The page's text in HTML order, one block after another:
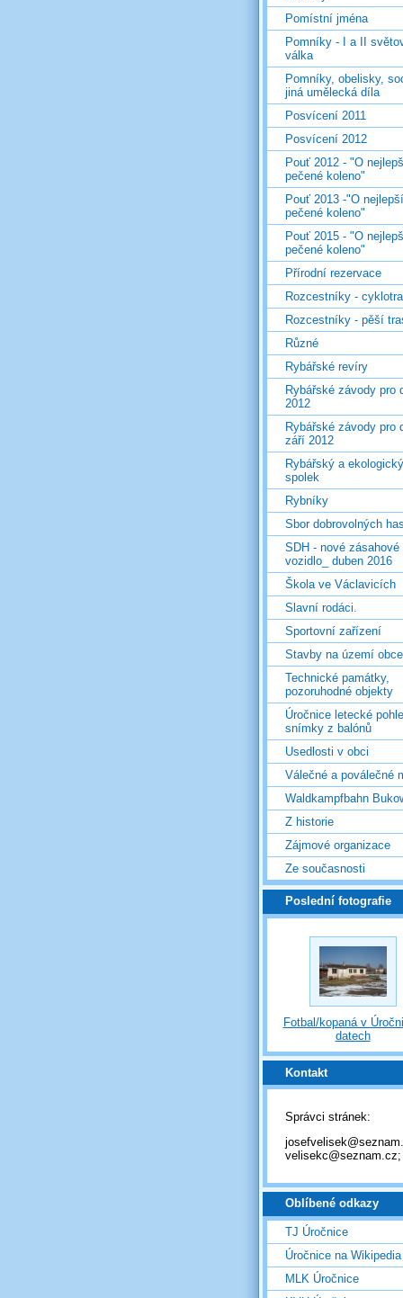
Pomístní jména
Pomníky - I a II
válka
Pomníky, obelisky,
jiná umělecká díla
Posvícení 2011
Posvícení 2012
Pouť 2012 - "O
pečené koleno"
Pouť 2013 -"O nejlepší
pečené koleno"
Pouť 2015 - "O
pečené koleno"
Přírodní rezervace
Rozcestníky -
Rozcestníky - pěší
Různé
Rybářské revíry
Rybářské závody pro
2012
Rybářské závody pro
září 2012
Rybářský a ekologický
spolek
Rybníky
Sbor dobrovolných
SDH - nové zásahové
vozidlo_ duben 2016
Škola ve Václavicích
Slavní rodáci.
Sportovní zařízení
Stavby na území obce
Technické památky,
pozoruhodné objekty
Úročnice letecké
snímky z balónů
Usedlosti v obci
Válečné a poválečné
Waldkampfbahn
Z historie
Zájmové organizace
Ze současnosti
Poslední fotografie
Fotbal/kopaná v
datech
Kontakt
Správci stránek:
velisekc@seznam.cz;
Oblíbené odkazy
TJ Úročnice
Úročnice na Wikipedia
MLK Úročnice